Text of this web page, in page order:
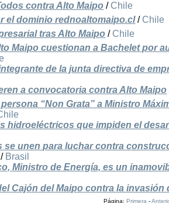
contra Alto Maipo / Chile
el dominio rednoaltomaipo.cl/ Chile
tras Alto Maipo / Chile
Maipo cuestionan a Bachelet por
de la junta directiva de
a convocatoria contra Alto Maipo
“Non Grata” a Ministro
hidroeléctricos que impiden el
se unen para luchar contra
/ Brasil
Ministro de Energía, es un
Cajón del Maipo contra la invasión
Página: Primera-